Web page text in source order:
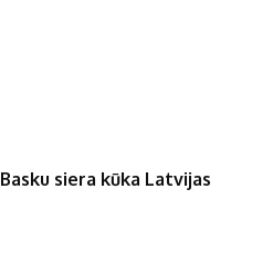
Basku siera kūka Latvijas